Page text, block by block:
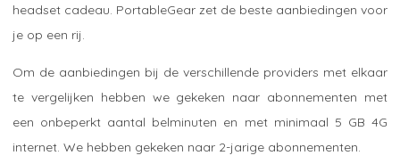
headset cadeau. PortableGear zet de beste aanbiedingen voor
je op een rij.
Om de aanbiedingen bij de verschillende providers met elkaar
te vergelijken hebben we gekeken naar abonnementen met
een onbeperkt aantal belminuten en met minimaal 5 GB 4G
internet. We hebben gekeken naar 2-jarige abonnementen.